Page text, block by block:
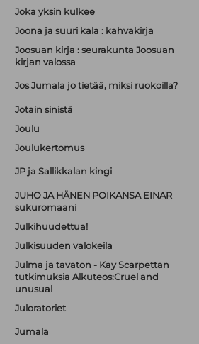
Joka yksin kulkee
Joona ja suuri kala : kahvakirja
Joosuan kirja : seurakunta Joosuan
kirjan valossa
Jos Jumala jo tietää, miksi ruokoilla?
Jotain sinistä
Joulu
Joulukertomus
JP ja Sallikkalan kingi
JUHO JA HÄNEN POIKANSA EINAR
sukuromaani
Julkihuudettua!
Julkisuuden valokeila
Julma ja tavaton - Kay Scarpettan
tutkimuksia Alkuteos:Cruel and
unusual
Juloratoriet
Jumala